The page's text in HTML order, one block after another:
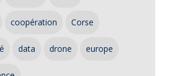
coopération Corse
data drone europe